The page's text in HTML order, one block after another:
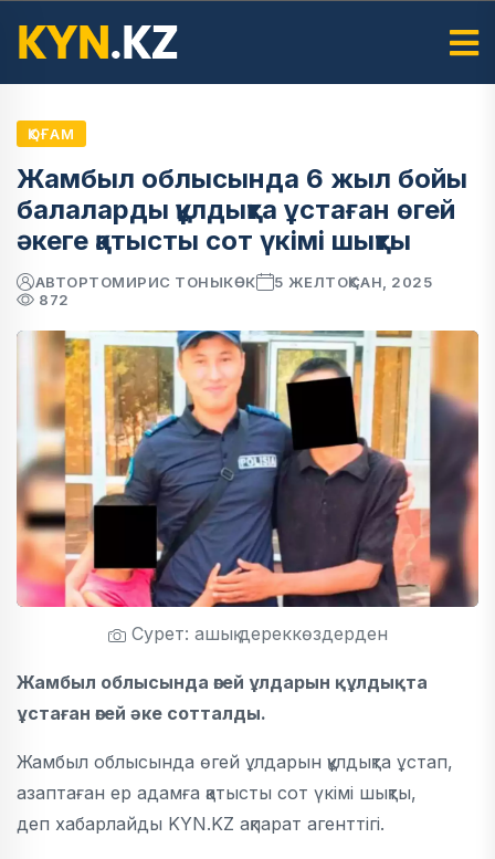
ҚОҒАМ
Жамбыл облысында 6 жыл бойы
балаларды құлдықта ұстаған өгей
әкеге қатысты сот үкімі шықты
АВТОРТОМИРИС ТОНЫКӨК
5 ЖЕЛТОҚСАН, 2025
872
Сурет: ашық дереккөздерден
Жамбыл облысында өгей ұлдарын құлдықта
ұстаған өгей әке сотталды.
Жамбыл облысында өгей ұлдарын құлдықта ұстап,
азаптаған ер адамға қатысты сот үкімі шықты,
деп хабарлайды KYN.KZ ақпарат агенттігі.